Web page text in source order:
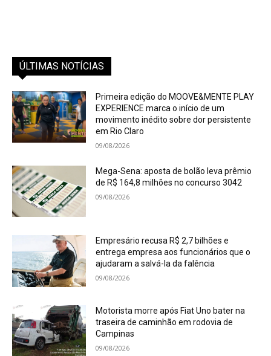
ÚLTIMAS NOTÍCIAS
Primeira edição do MOOVE&MENTE PLAY
EXPERIENCE marca o início de um
movimento inédito sobre dor persistente
em Rio Claro
09/08/2026
Mega-Sena: aposta de bolão leva prêmio
de R$ 164,8 milhões no concurso 3042
09/08/2026
Empresário recusa R$ 2,7 bilhões e
entrega empresa aos funcionários que o
ajudaram a salvá-la da falência
09/08/2026
Motorista morre após Fiat Uno bater na
traseira de caminhão em rodovia de
Campinas
09/08/2026